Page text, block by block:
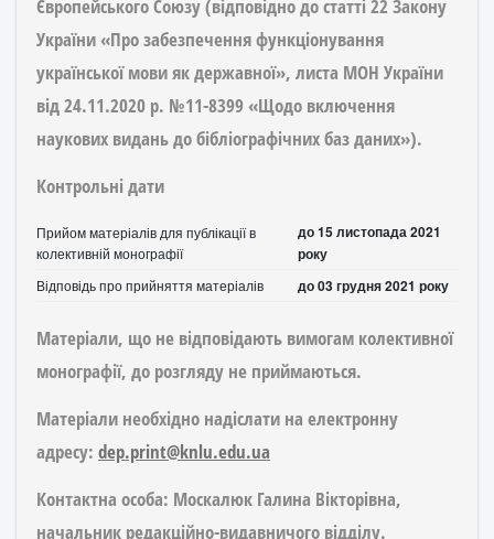
Європейського Союзу (відповідно до статті 22 Закону
України «Про забезпечення функціонування
української мови як державної», листа МОН України
від 24.11.2020 р. №11-8399 «Щодо включення
наукових видань до бібліографічних баз даних»).
Контрольні дати
Прийом матеріалів для публікації в
колективній монографії
до 15 листопада 2021
року
Відповідь про прийняття матеріалів до 03 грудня 2021 року
Матеріали, що не відповідають вимогам колективної
монографії, до розгляду не приймаються.
Матеріали необхідно надіслати на електронну
адресу: dep.print@knlu.edu.ua
Контактна особа: Москалюк Галина Вікторівна,
начальник редакційно-видавничого відділу.